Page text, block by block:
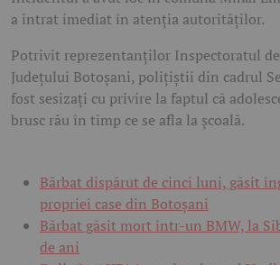
a intrat imediat în atenția autorităților.
Potrivit reprezentanților Inspectoratul
Județului Botoșani, polițiștii din cadrul
fost sesizați cu privire la faptul că
brusc rău în timp ce se afla la școală.
Bărbat dispărut de cinci luni, găsit
propriei case din Botoșani
Bărbat găsit mort într-un BMW, la
de ani